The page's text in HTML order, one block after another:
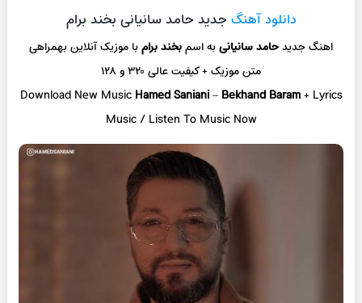
دانلود آهنگ جدید حامد سانیانی بخند برام
اهنگ جدیدحامد سانیانیبه اسمبخند برامبا موزیک آنلاینبهمراهی
متن موزیک + کیفیت عالی ۳۲۰ و ۱۲۸
Download New Music Hamed Saniani–Bekhand Baram+ Lyrics
Music / Listen To Music Now